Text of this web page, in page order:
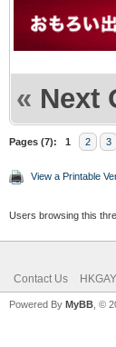
« Next
Pages (7): 1 2 3
View a Printable
Users browsing this
Contact Us
Powered By MyBB , ©